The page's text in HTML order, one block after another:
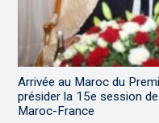
Arrivée au Maroc du
présider la 15e session
Maroc-France